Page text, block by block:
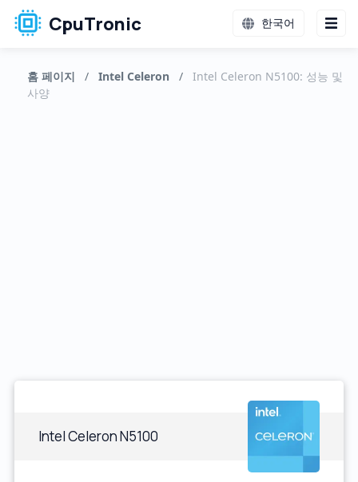
CpuTronic 한국어
홈 페이지 / Intel Celeron /
Intel Celeron N5100: 성능 및
사양
Intel Celeron N5100